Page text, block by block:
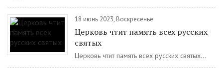
18 июнь 2023, Воскресенье
Церковь чтит память всех русских
святых
Церковь чтит память всех русских святых...